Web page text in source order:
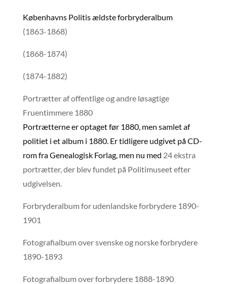
Københavns Politis ældste forbryderalbum
(1863-1868)
(1868-1874)
(1874-1882)
Portrætter af offentlige og andre løsagtige
Fruentimmere 1880
Portrætterne er optaget før 1880, men samlet af
politiet i et album i 1880. Er tidligere udgivet på CD-
rom fra Genealogisk Forlag, men nu med 24 ekstra
portrætter, der blev fundet på Politimuseet efter
udgivelsen.
Forbryderalbum for udenlandske forbrydere 1890-
1901
Fotografialbum over svenske og norske forbrydere
1890-1893
Fotografialbum over forbrydere 1888-1890